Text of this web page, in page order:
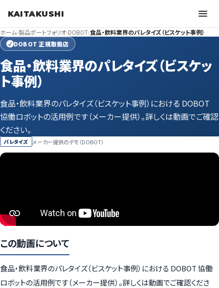
KAITAKUSHI
ホーム›製品ポートフォリオ›DOBOT›食品・飲料業界のパレタイズ（ビスケット事例）
✓ DOBOT 正規取扱店
食品・飲料業界のパレタイズ（ビスケッ
ト事例）
食品・飲料業界のパレタイズ（ビスケット事例）における DOBOT
協働ロボットの活用例です（メーカー提供）。詳しくは動画でご確認
ください。
パレタイズ メーカー提供のデモ（DOBOT）
この動画について
食品・飲料業界のパレタイズ（ビスケット事例）における DOBOT 協働
ロボットの活用例です（メーカー提供）。詳しくは動画でご確認くださ